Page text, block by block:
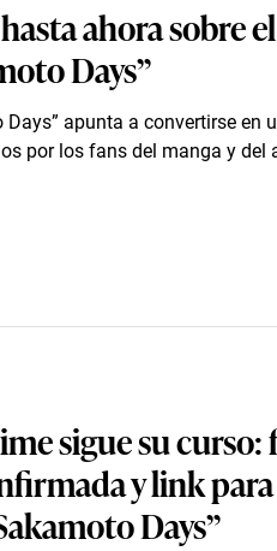
ahora sobre
Days”
Days” apunta a convertirse en
por los fans del manga y del
sigue su curso:
y link
Days”